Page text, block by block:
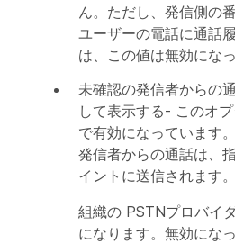
ん。ただし、発信側の
ユーザーの電話に通話
は、この値は無効にな
未確認の発信者からの
して表示する- このオ
で有効になっています
発信者からの通話は、
イントに送信されます。
組織の PSTNプロバイ
になります。無効にな